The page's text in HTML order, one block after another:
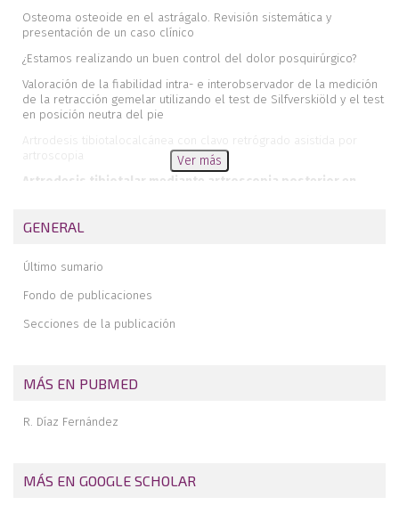
Osteoma osteoide en el astrágalo. Revisión sistemática y
presentación de un caso clínico
¿Estamos realizando un buen control del dolor posquirúrgico?
Valoración de la fiabilidad intra- e interobservador de la medición
de la retracción gemelar utilizando el test de Silfverskiöld y el test
en posición neutra del pie
Artrodesis tibiotalocalcánea con clavo retrógrado asistida por
artroscopia
Artrodesis tibiotalar mediante artroscopia posterior en
Factores pronósticos de las fracturas por avulsión de la
tuberosidad posterior del calcáneo. A propósito de un caso
Caso de parálisis del hallux tras intervención quirúrgica de rodilla
Comentario a “Caso de parálisis del hallux tras intervención
quirúrgica de rodilla”
Protocolo de inestabilidad crónica de tobillo de la SEMCPT
Ver más
GENERAL
Último sumario
Fondo de publicaciones
Secciones de la publicación
MÁS EN PUBMED
R. Díaz Fernández
MÁS EN GOOGLE SCHOLAR